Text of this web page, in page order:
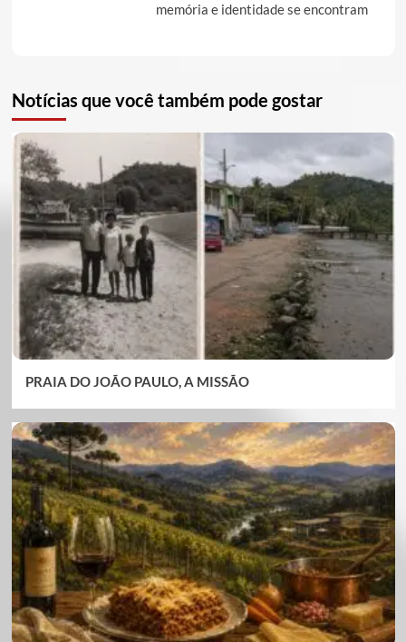
memória e identidade se encontram
Notícias que você também pode gostar
PRAIA DO JOÃO PAULO, A MISSÃO